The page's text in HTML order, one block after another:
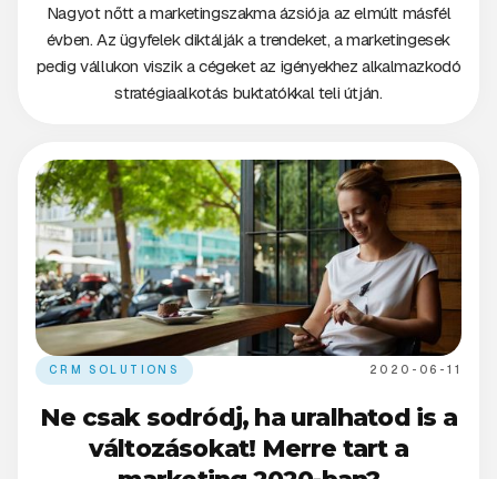
Nagyot nőtt a marketingszakma ázsiója az elmúlt másfél
évben. Az ügyfelek diktálják a trendeket, a marketingesek
pedig vállukon viszik a cégeket az igényekhez alkalmazkodó
stratégiaalkotás buktatókkal teli útján.
CRM SOLUTIONS 2020-06-11
Ne csak sodródj, ha uralhatod is a
változásokat! Merre tart a